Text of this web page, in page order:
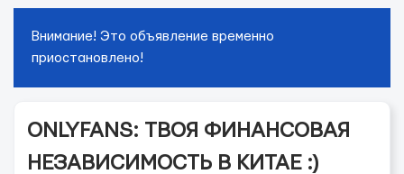
Внимание! Это объявление временно
приостановлено!
ONLYFANS: ТВОЯ ФИНАНСОВАЯ
НЕЗАВИСИМОСТЬ В КИТАЕ :)